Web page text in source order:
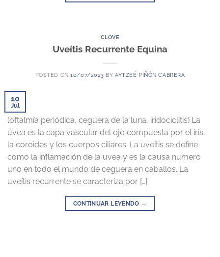
CLOVE
Uveítis Recurrente Equina
POSTED ON10/07/2023 BYAYTZEÉ PIÑÓN CABRERA
10
Jul
(oftalmía periódica, ceguera de la luna, iridociclitis) La
úvea es la capa vascular del ojo compuesta por el iris,
la coroides y los cuerpos ciliares. La uveítis se define
como la inflamación de la uvea y es la causa numero
uno en todo el mundo de ceguera en caballos. La
uveítis recurrente se caracteriza por […]
CONTINUAR LEYENDO →